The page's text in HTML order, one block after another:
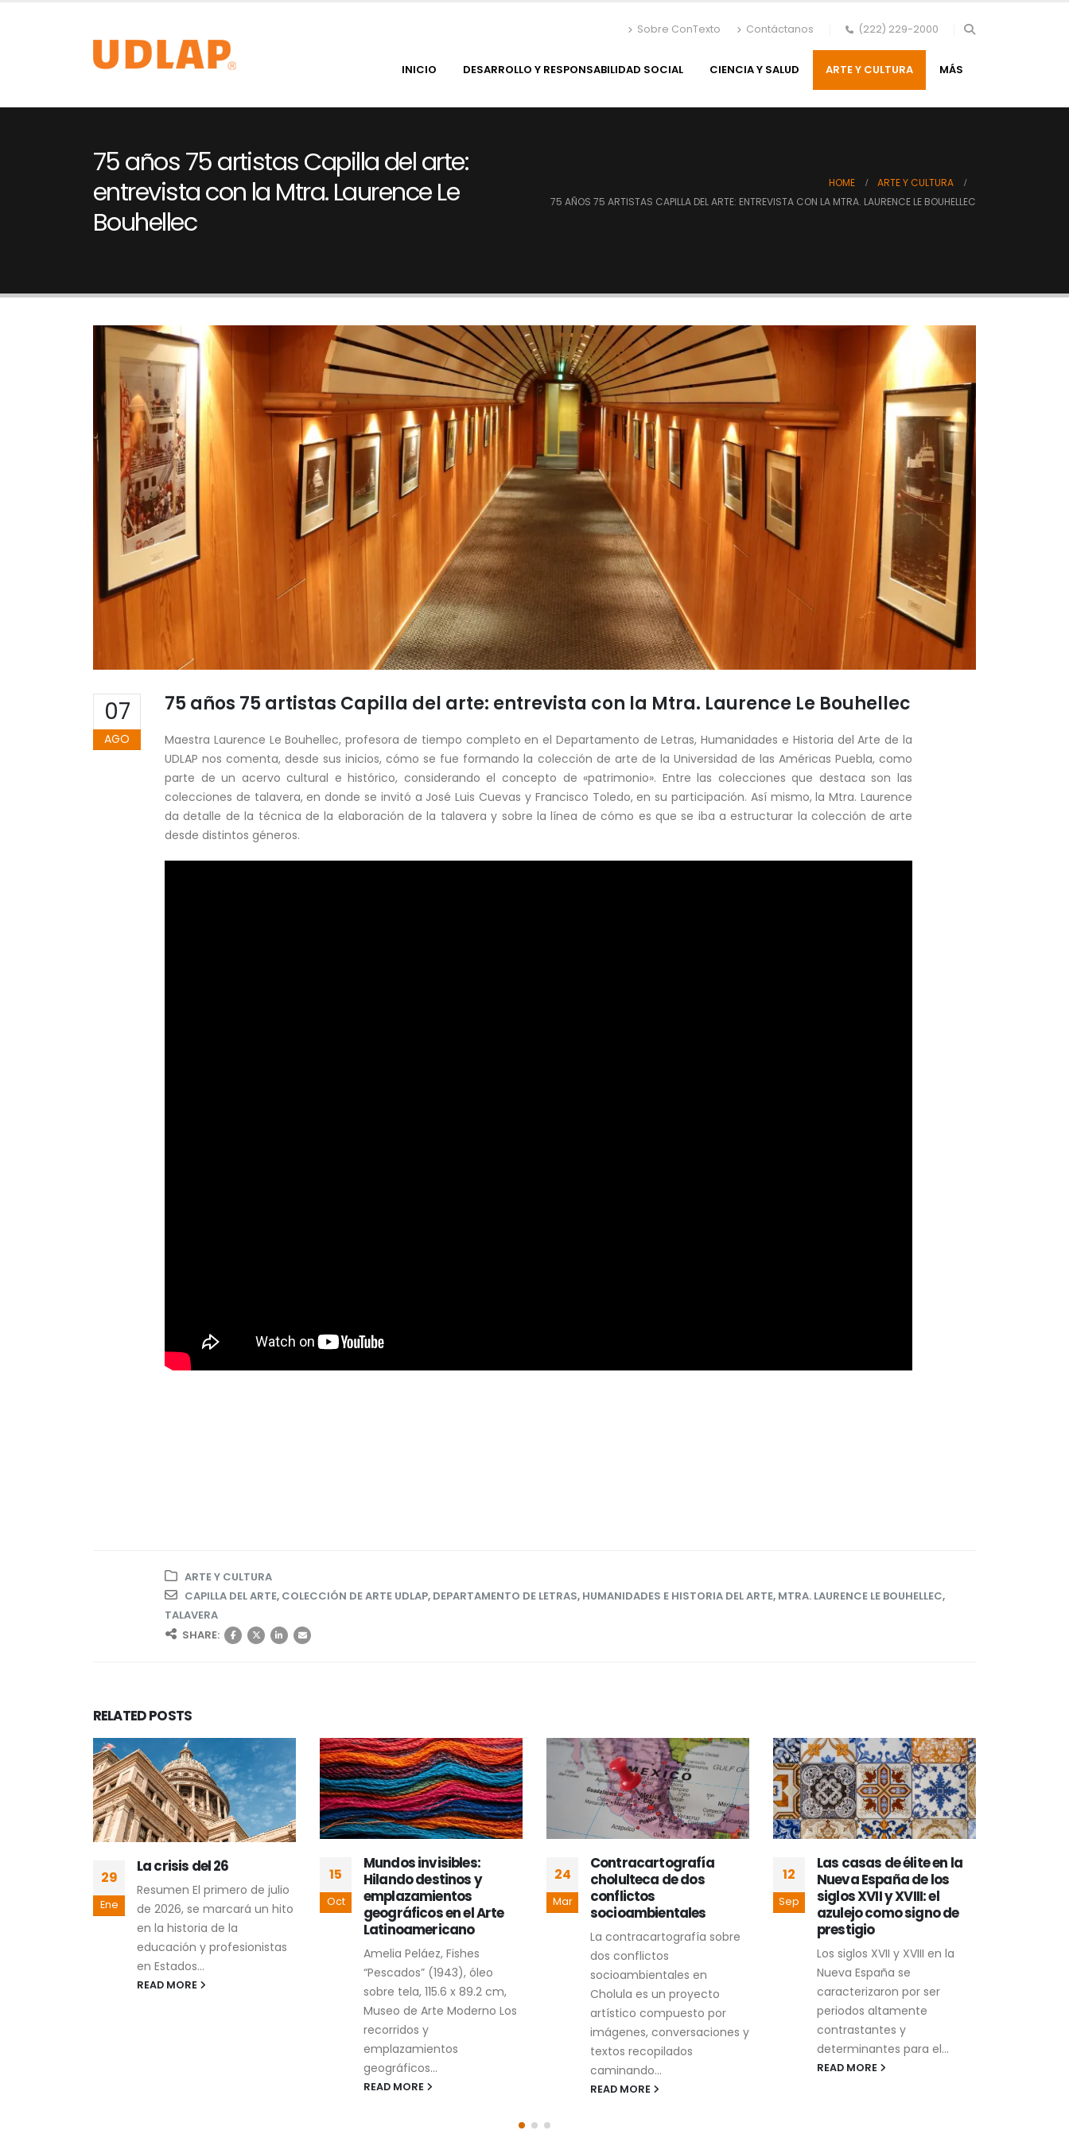
Sobre ConTexto Contáctanos (222) 229-2000
INICIO DESARROLLO Y RESPONSABILIDAD SOCIAL CIENCIA Y SALUD ARTE Y CULTURA MÁS
75 años 75 artistas Capilla del arte:
entrevista con la Mtra. Laurence Le
Bouhellec
HOME
ARTE Y CULTURA
75 AÑOS 75 ARTISTAS CAPILLA DEL ARTE: ENTREVISTA CON LA MTRA. LAURENCE LE BOUHELLEC
07
AGO
75 años 75 artistas Capilla del arte: entrevista con la Mtra. Laurence Le Bouhellec
Maestra Laurence Le Bouhellec, profesora de tiempo completo en el Departamento de Letras, Humanidades e Historia del Arte de la
UDLAP nos comenta, desde sus inicios, cómo se fue formando la colección de arte de la Universidad de las Américas Puebla, como
parte de un acervo cultural e histórico, considerando el concepto de «patrimonio». Entre las colecciones que destaca son las
colecciones de talavera, en donde se invitó a José Luis Cuevas y Francisco Toledo, en su participación. Así mismo, la Mtra. Laurence
da detalle de la técnica de la elaboración de la talavera y sobre la línea de cómo es que se iba a estructurar la colección de arte
desde distintos géneros.
ARTE Y CULTURA
CAPILLA DEL ARTE, COLECCIÓN DE ARTE UDLAP, DEPARTAMENTO DE LETRAS, HUMANIDADES E HISTORIA DEL ARTE, MTRA. LAURENCE LE BOUHELLEC,
TALAVERA
SHARE:
RELATEDPOSTS
29
Ene
La crisis del 26
Resumen El primero de julio
de 2026, se marcará un hito
en la historia de la
educación y profesionistas
en Estados...
READ MORE
15
Oct
Mundos invisibles:
Hilando destinos y
emplazamientos
geográficos en el Arte
Latinoamericano
Amelia Peláez, Fishes
“Pescados” (1943), óleo
sobre tela, 115.6 x 89.2 cm,
Museo de Arte Moderno Los
recorridos y
emplazamientos
geográficos...
READ MORE
24
Mar
Contracartografía
cholulteca de dos
conflictos
socioambientales
La contracartografía sobre
dos conflictos
socioambientales en
Cholula es un proyecto
artístico compuesto por
imágenes, conversaciones y
textos recopilados
caminando...
READ MORE
12
Sep
Las casas de élite en la
Nueva España de los
siglos XVII y XVIII: el
azulejo como signo de
prestigio
Los siglos XVII y XVIII en la
Nueva España se
caracterizaron por ser
periodos altamente
contrastantes y
determinantes para el...
READ MORE